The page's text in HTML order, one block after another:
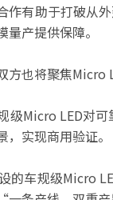
作有助于打破从
产提供保障。
方也将聚焦Micro
级Micro LED对
实现商用验证。
的车规级Micro